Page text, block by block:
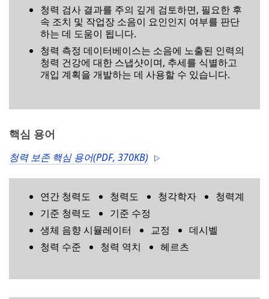
청력 검사 결과를 주의 깊게 검토하면, 필요한 후
속 조치 및 작업장 소음이 요인인지 여부를 판단
하는 데 도움이 됩니다.
청력 측정 데이터베이스는 소음에 노출된 인력의
청력 건강에 대한 스냅샷이며, 추세를 식별하고
개입 계획을 개발하는 데 사용할 수 있습니다.
핵심 용어
청력 보존 핵심 용어(PDF, 370KB)
연간 청력도 청력도 청각학자
청력계
기준 청력도
기준 수정
생체 음향 시뮬레이터
교정
데시벨
청력 수준
청력 역치 헤르츠